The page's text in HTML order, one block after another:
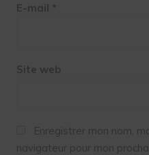
E-mail *
Site web
Enregistrer mon nom,
navigateur pour mon